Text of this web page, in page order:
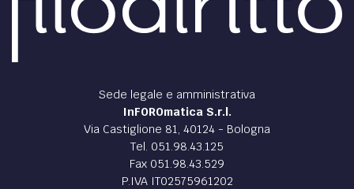
Sede legale e amministrativa
InFOROmatica S.r.l.
Via Castiglione 81, 40124 - Bologna
Tel. 051.98.43.125
Fax 051.98.43.529
P.IVA IT02575961202